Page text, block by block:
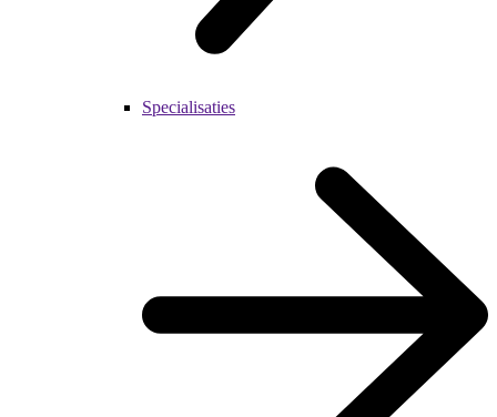
Specialisaties